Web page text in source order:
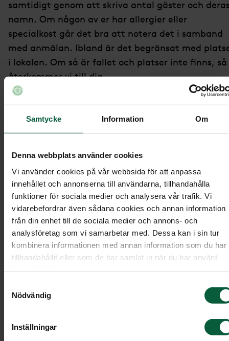
Samtycke Information Om
Denna webbplats använder cookies
Vi använder cookies på vår webbsida för att anpassa
innehållet och annonserna till användarna, tillhandahålla
funktioner för sociala medier och analysera vår trafik. Vi
vidarebefordrar även sådana cookies och annan information
från din enhet till de sociala medier och annons- och
analysföretag som vi samarbetar med. Dessa kan i sin tur
kombinera informationen med annan information som du har
tillhandahållit eller som de har samlat in när du har använt
Nödvändig
Inställningar
samtidigt genom att skriva antal gäster och
namn. Om någon av er har allergier eller
specialkost går det bra att notera det i samband
med anmälan. Ibland är det begränsat med
i lokalen. Om så är fallet och platser inte finns, så
återkommer vi till dig.
På den digitala minnessidan kan du också hitta
information om begravningsceremonin och
Hitta minnessida:
Gå tillvåra minnessidor
Sök på den avlidnas namn.
Klicka på ikonen ”Minnessida” bredvid den
avlidnas namn.
Om det inte finns en minnessida
Om den avlidna inte har någon minnessida går
bra att ringa oss för att anmäla dig. Glöm inte att
ange eventuella allergier eller specialkost.